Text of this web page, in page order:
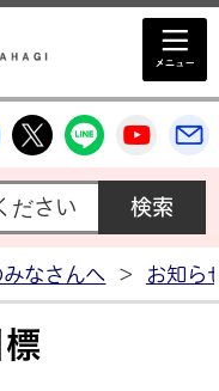
高萩市公式
高萩市公式X
高萩市
高
なさんへ > お知ら